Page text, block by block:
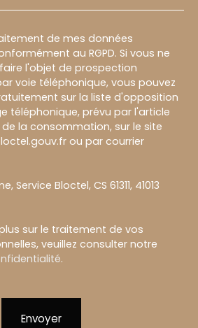
de mes données
au RGPD. Si vous ne
l'objet de prospection
voie téléphonique, vous pouvez
sur la liste d'opposition
téléphonique, prévu par l'article
de la consommation, sur le site
ou par courrier
Service Bloctel, CS 61311, 41013
sur le traitement de vos
veuillez consulter notre
.
Envoyer